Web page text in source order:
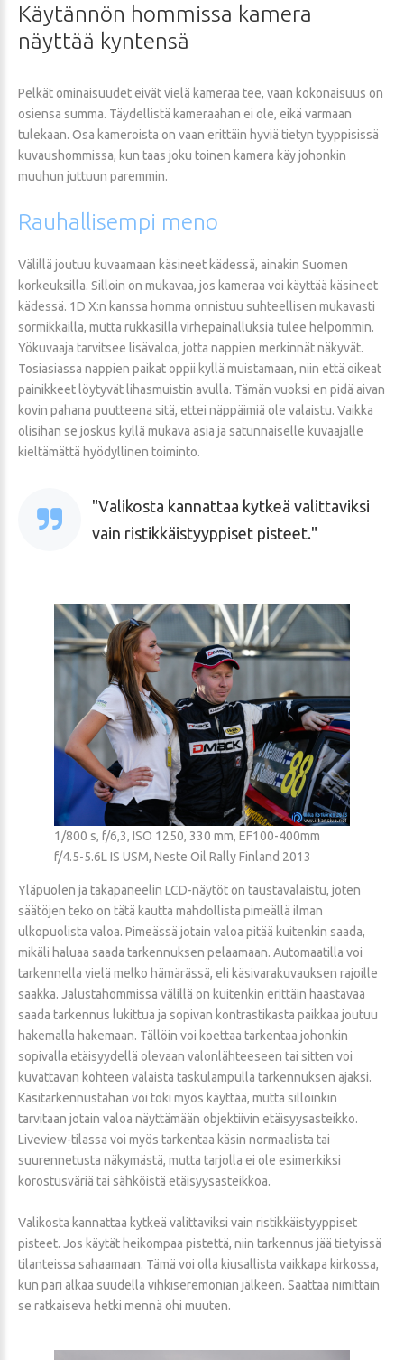
Käytännön hommissa kamera
näyttää kyntensä
Pelkät ominaisuudet eivät vielä kameraa tee, vaan kokonaisuus on
osiensa summa. Täydellistä kameraahan ei ole, eikä varmaan
tulekaan. Osa kameroista on vaan erittäin hyviä tietyn tyyppisissä
kuvaushommissa, kun taas joku toinen kamera käy johonkin
muuhun juttuun paremmin.
Rauhallisempi meno
Välillä joutuu kuvaamaan käsineet kädessä, ainakin Suomen
korkeuksilla. Silloin on mukavaa, jos kameraa voi käyttää käsineet
kädessä. 1D X:n kanssa homma onnistuu suhteellisen mukavasti
sormikkailla, mutta rukkasilla virhepainalluksia tulee helpommin.
Yökuvaaja tarvitsee lisävaloa, jotta nappien merkinnät näkyvät.
Tosiasiassa nappien paikat oppii kyllä muistamaan, niin että oikeat
painikkeet löytyvät lihasmuistin avulla. Tämän vuoksi en pidä aivan
kovin pahana puutteena sitä, ettei näppäimiä ole valaistu. Vaikka
olisihan se joskus kyllä mukava asia ja satunnaiselle kuvaajalle
kieltämättä hyödyllinen toiminto.
Valikosta kannattaa kytkeä valittaviksi
vain ristikkäistyyppiset pisteet.
1/800 s, f/6,3, ISO 1250, 330 mm, EF100-400mm
f/4.5-5.6L IS USM, Neste Oil Rally Finland 2013
Yläpuolen ja takapaneelin LCD-näytöt on taustavalaistu, joten
säätöjen teko on tätä kautta mahdollista pimeällä ilman
ulkopuolista valoa. Pimeässä jotain valoa pitää kuitenkin saada,
mikäli haluaa saada tarkennuksen pelaamaan. Automaatilla voi
tarkennella vielä melko hämärässä, eli käsivarakuvauksen rajoille
saakka. Jalustahommissa välillä on kuitenkin erittäin haastavaa
saada tarkennus lukittua ja sopivan kontrastikasta paikkaa joutuu
hakemalla hakemaan. Tällöin voi koettaa tarkentaa johonkin
sopivalla etäisyydellä olevaan valonlähteeseen tai sitten voi
kuvattavan kohteen valaista taskulampulla tarkennuksen ajaksi.
Käsitarkennustahan voi toki myös käyttää, mutta silloinkin
tarvitaan jotain valoa näyttämään objektiivin etäisyysasteikko.
Liveview-tilassa voi myös tarkentaa käsin normaalista tai
suurennetusta näkymästä, mutta tarjolla ei ole esimerkiksi
korostusväriä tai sähköistä etäisyysasteikkoa.
Valikosta kannattaa kytkeä valittaviksi vain ristikkäistyyppiset
pisteet. Jos käytät heikompaa pistettä, niin tarkennus jää tietyissä
tilanteissa sahaamaan. Tämä voi olla kiusallista vaikkapa kirkossa,
kun pari alkaa suudella vihkiseremonian jälkeen. Saattaa nimittäin
se ratkaiseva hetki mennä ohi muuten.